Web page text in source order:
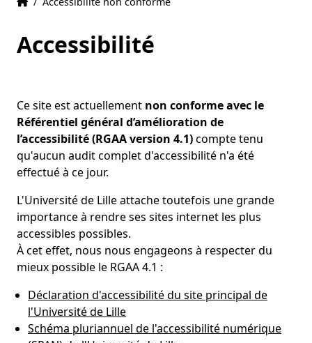
Accessibilité
Ce site est actuellement non conforme avec le
Référentiel général d’amélioration de
l’accessibilité (RGAA version 4.1)compte tenu
qu'aucun audit complet d'accessibilité n'a été
effectué à ce jour.
L'Université de Lille attache toutefois une grande
importance à rendre ses sites internet les plus
accessibles possibles.
À cet effet, nous nous engageons à respecter du
mieux possible le RGAA 4.1 :
Déclaration d'accessibilité du site principal de
l'Université de Lille
Schéma pluriannuel de l'accessibilité numérique